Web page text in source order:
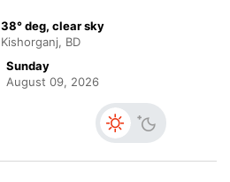
38° deg, clear sky
Kishorganj, BD
Sunday
August 09, 2026